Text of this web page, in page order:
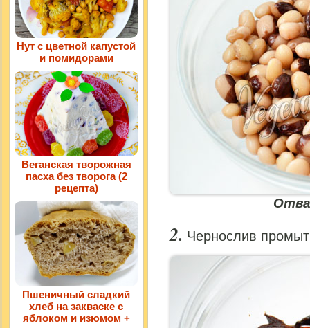
Чернослив
Нут с цветной капустой
и помидорами
Веганская творожная
пасха без творога (2
рецепта)
Пшеничный сладкий
хлеб на закваске с
яблоком и изюмом +